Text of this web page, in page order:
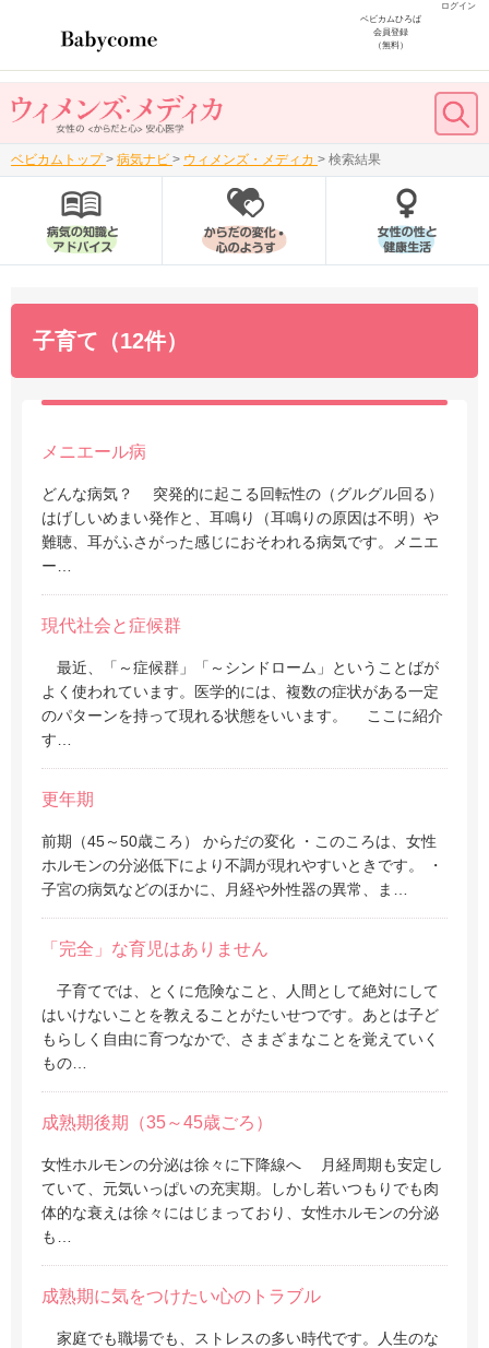
ログイン
ベビカムひろば
会員登録
（無料）
ベビカムトップ > 病気ナビ > ウィメンズ・メディカ > 検索結果
子育て（12件）
メニエール病
どんな病気？ 突発的に起こる回転性の（グルグル回る）
はげしいめまい発作と、耳鳴り（耳鳴りの原因は不明）や
難聴、耳がふさがった感じにおそわれる病気です。メニエ
ー…
現代社会と症候群
最近、「～症候群」「～シンドローム」ということばが
よく使われています。医学的には、複数の症状がある一定
のパターンを持って現れる状態をいいます。 ここに紹介
す…
更年期
前期（45～50歳ころ） からだの変化 ・このころは、女性
ホルモンの分泌低下により不調が現れやすいときです。 ・
子宮の病気などのほかに、月経や外性器の異常、ま…
「完全」な育児はありません
子育てでは、とくに危険なこと、人間として絶対にして
はいけないことを教えることがたいせつです。あとは子ど
もらしく自由に育つなかで、さまざまなことを覚えていく
もの…
成熟期後期（35～45歳ごろ）
女性ホルモンの分泌は徐々に下降線へ 月経周期も安定し
ていて、元気いっぱいの充実期。しかし若いつもりでも肉
体的な衰えは徐々にはじまっており、女性ホルモンの分泌
も…
成熟期に気をつけたい心のトラブル
家庭でも職場でも、ストレスの多い時代です。人生のな